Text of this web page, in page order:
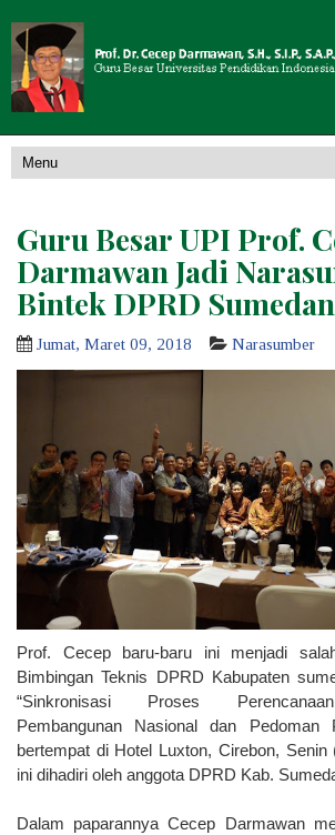
Guru Besar UPI Prof.
Darmawan Jadi
Bintek DPRD
Jumat, Maret 09, 2018 Narasumber
Prof. Cecep baru-baru ini menjadi
Bimbingan Teknis DPRD Kabupaten
“Sinkronisasi Proses
Pembangunan Nasional dan Pedoman
bertempat di Hotel Luxton, Cirebon, Senin
ini dihadiri oleh anggota DPRD Kab.
Dalam paparannya Cecep Darmawan